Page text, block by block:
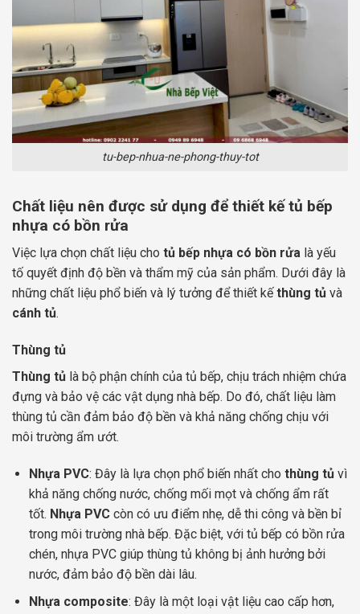
tu-bep-nhua-ne-phong-thuy-tot
Chất liệu nên được sử dụng để thiết kế tủ bếp
nhựa có bồn rửa
Việc lựa chọn chất liệu cho tủ bếp nhựa có bồn rửa là yếu
tố quyết định độ bền và thẩm mỹ của sản phẩm. Dưới đây là
những chất liệu phổ biến và lý tưởng để thiết kếthùng tủ và
cánh tủ.
Thùng tủ
Thùng tủ là bộ phận chính của tủ bếp, chịu trách nhiệm chứa
đựng và bảo vệ các vật dụng nhà bếp. Do đó, chất liệu làm
thùng tủ cần đảm bảo độ bền và khả năng chống chịu với
môi trường ẩm ướt.
Nhựa PVC: Đây là lựa chọn phổ biến nhất cho thùng tủvì
khả năng chống nước, chống mối mọt và chống ẩm rất
tốt. Nhựa PVCcòn có ưu điểm nhẹ, dễ thi công và bền bỉ
trong môi trường nhà bếp. Đặc biệt, với tủ bếp có bồn rửa
chén, nhựa PVC giúp thùng tủ không bị ảnh hưởng bởi
nước, đảm bảo độ bền dài lâu.
Nhựa composite: Đây là một loại vật liệu cao cấp hơn,